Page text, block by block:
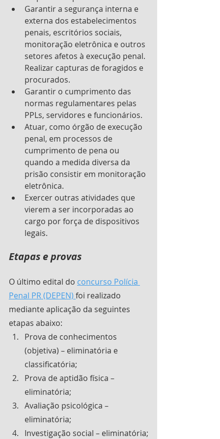
Garantir a segurança interna e
externa dos estabelecimentos
penais, escritórios sociais,
monitoração eletrônica e outros
setores afetos à execução penal.
Realizar capturas de foragidos e
procurados.
Garantir o cumprimento das
normas regulamentares pelas
PPLs, servidores e funcionários.
Atuar, como órgão de execução
penal, em processos de
cumprimento de pena ou
quando a medida diversa da
prisão consistir em monitoração
eletrônica.
Exercer outras atividades que
vierem a ser incorporadas ao
cargo por força de dispositivos
legais.
Etapas e provas
O último edital do concurso Polícia
Penal PR (DEPEN) foi realizado
mediante aplicação da seguintes
etapas abaixo:
Prova de conhecimentos
(objetiva) – eliminatória e
classificatória;
Prova de aptidão física –
eliminatória;
Avaliação psicológica –
eliminatória;
Investigação social – eliminatória;